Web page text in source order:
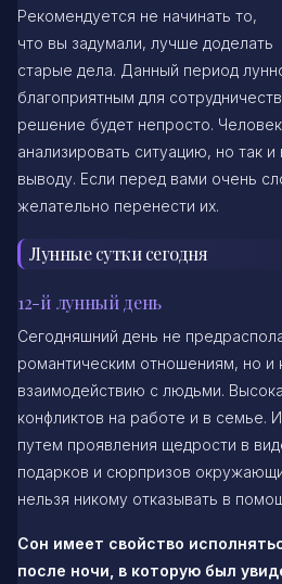
Рекомендуется не начинать то,
что вы задумали, лучше доделать
старые дела. Данный период
благоприятным для
решение будет непросто.
анализировать ситуацию, но так
выводу. Если перед вами очень
желательно перенести их.
Лунные сутки сегодня
12-й лунный день
Сегодняшний день не
романтическим отношениям, но и
взаимодействию с людьми.
конфликтов на работе и в семье.
путем проявления щедрости в
подарков и сюрпризов
нельзя никому отказывать в
Сон имеет свойство
после ночи, в которую был